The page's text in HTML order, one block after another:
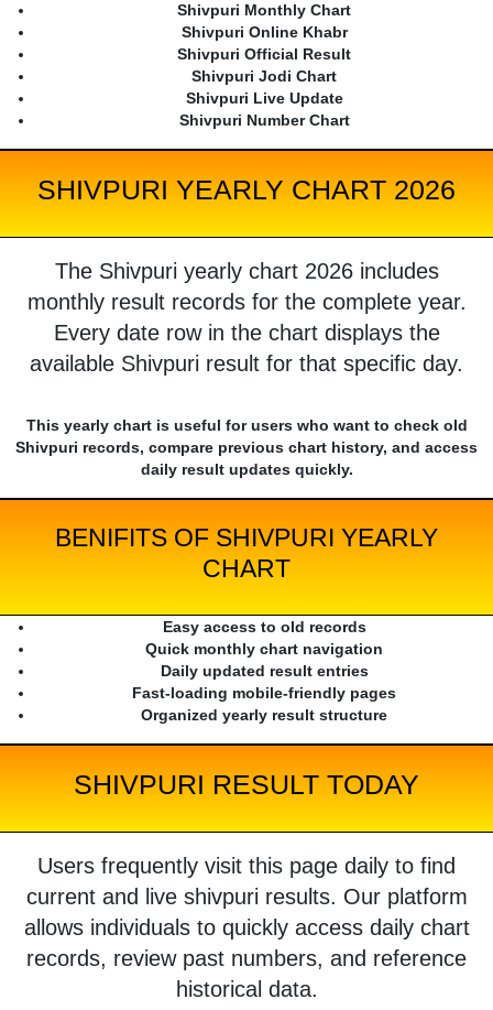
Shivpuri Monthly Chart
Shivpuri Online Khabr
Shivpuri Official Result
Shivpuri Jodi Chart
Shivpuri Live Update
Shivpuri Number Chart
SHIVPURI YEARLY CHART 2026
The Shivpuri yearly chart 2026 includes
monthly result records for the complete year.
Every date row in the chart displays the
available Shivpuri result for that specific day.
This yearly chart is useful for users who want to check old
Shivpuri records, compare previous chart history, and access
daily result updates quickly.
BENIFITS OF SHIVPURI YEARLY
CHART
Easy access to old records
Quick monthly chart navigation
Daily updated result entries
Fast-loading mobile-friendly pages
Organized yearly result structure
SHIVPURI RESULT TODAY
Users frequently visit this page daily to find
current and live shivpuri results. Our platform
allows individuals to quickly access daily chart
records, review past numbers, and reference
historical data.